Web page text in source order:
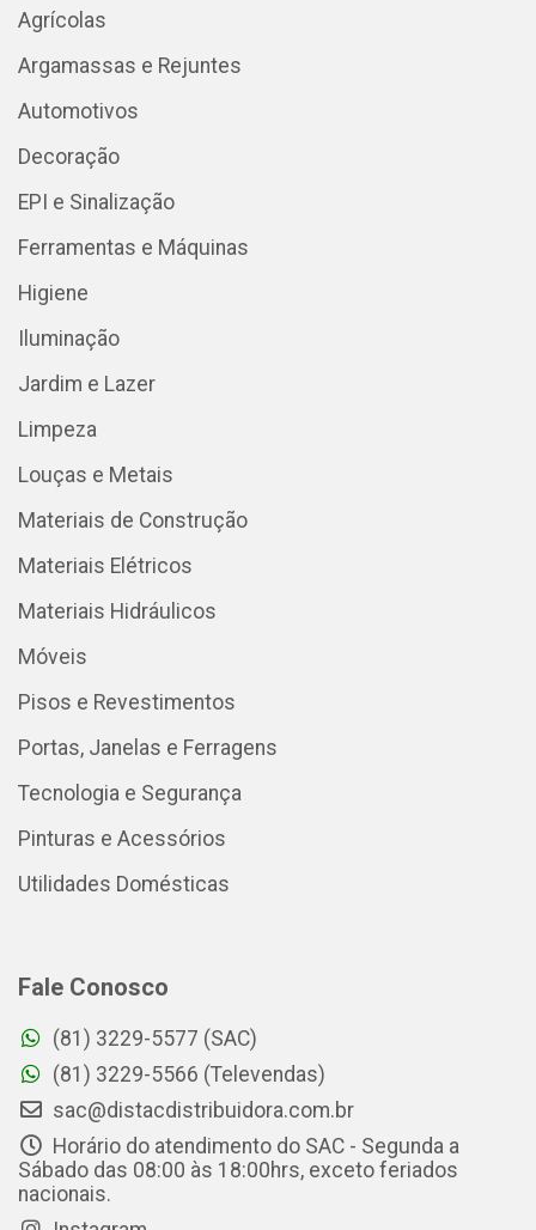
Agrícolas
Argamassas e Rejuntes
Automotivos
Decoração
EPI e Sinalização
Ferramentas e Máquinas
Higiene
Iluminação
Jardim e Lazer
Limpeza
Louças e Metais
Materiais de Construção
Materiais Elétricos
Materiais Hidráulicos
Móveis
Pisos e Revestimentos
Portas, Janelas e Ferragens
Tecnologia e Segurança
Pinturas e Acessórios
Utilidades Domésticas
Fale Conosco
(81) 3229-5577 (SAC)
(81) 3229-5566 (Televendas)
sac@distacdistribuidora.com.br
Horário do atendimento do SAC - Segunda a
Sábado das 08:00 às 18:00hrs, exceto feriados
nacionais.